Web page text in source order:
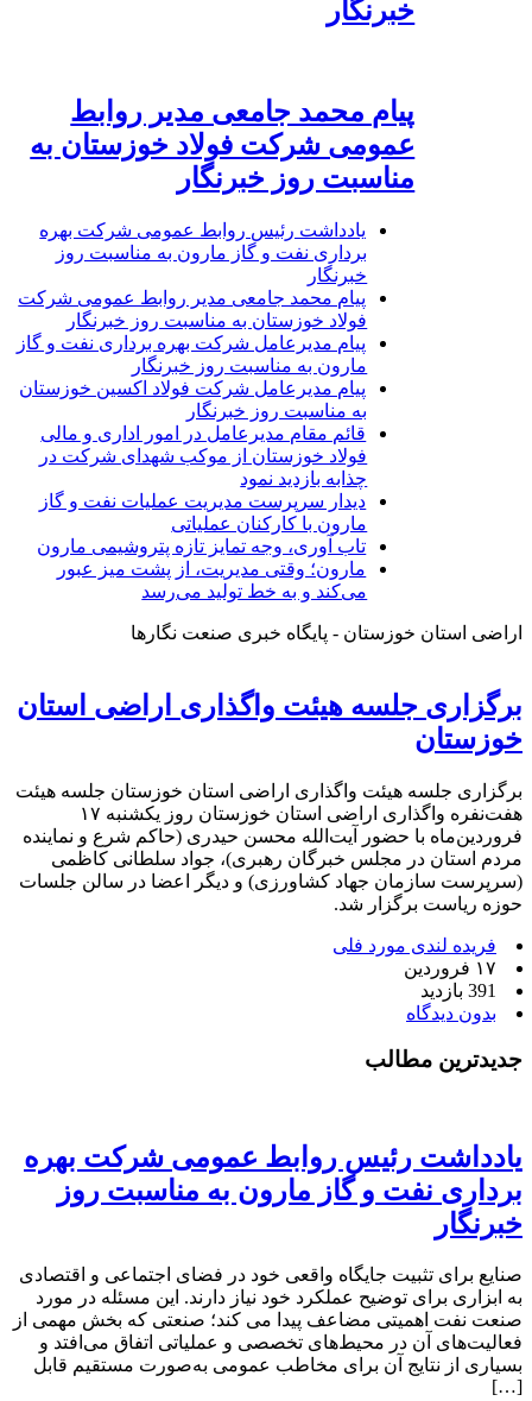
خبرنگار
پیام محمد جامعی مدیر روابط
عمومی شرکت فولاد خوزستان به
مناسبت روز خبرنگار
یادداشت رئیس روابط عمومی شرکت بهره
برداری نفت و گاز مارون به مناسبت روز
خبرنگار
پیام محمد جامعی مدیر روابط عمومی شرکت
فولاد خوزستان به مناسبت روز خبرنگار
پیام مدیرعامل شرکت بهره برداری نفت و گاز
مارون به مناسبت روز خبرنگار
پیام مدیرعامل شرکت فولاد اکسین خوزستان
به مناسبت روز خبرنگار
قائم مقام مدیرعامل در امور اداری و مالی
فولاد خوزستان از موکب شهدای شرکت در
چذابه بازدید نمود
دیدار سرپرست مدیریت عملیات نفت و گاز
مارون با کارکنان عملیاتی
تاب آوری، وجه تمایز تازه پتروشیمی مارون
مارون؛ وقتی مدیریت، از پشت میز عبور
می‌کند و به خط تولید می‌رسد
اراضی استان خوزستان - پایگاه خبری صنعت نگارها
برگزاری جلسه هیئت واگذاری اراضی استان
خوزستان
برگزاری جلسه هیئت واگذاری اراضی استان خوزستان جلسه هیئت
هفت‌نفره واگذاری اراضی استان خوزستان روز یکشنبه ۱۷
فروردین‌ماه با حضور آیت‌الله محسن حیدری (حاکم شرع و نماینده
مردم استان در مجلس خبرگان رهبری)، جواد سلطانی کاظمی
(سرپرست سازمان جهاد کشاورزی) و دیگر اعضا در سالن جلسات
حوزه ریاست برگزار شد.
فریده لندی مورد فلی
۱۷ فروردین
391 بازدید
بدون دیدگاه
جدیدترین مطالب
یادداشت رئیس روابط عمومی شرکت بهره
برداری نفت و گاز مارون به مناسبت روز
خبرنگار
صنایع برای تثبیت جایگاه واقعی خود در فضای اجتماعی و اقتصادی
به ابزاری برای توضیح عملکرد خود نیاز دارند. این مسئله در مورد
صنعت نفت اهمیتی مضاعف پیدا می کند؛ صنعتی که بخش مهمی از
فعالیت‌های آن در محیط‌های تخصصی و عملیاتی اتفاق می‌افتد و
بسیاری از نتایج آن برای مخاطب عمومی به‌صورت مستقیم قابل
[…]